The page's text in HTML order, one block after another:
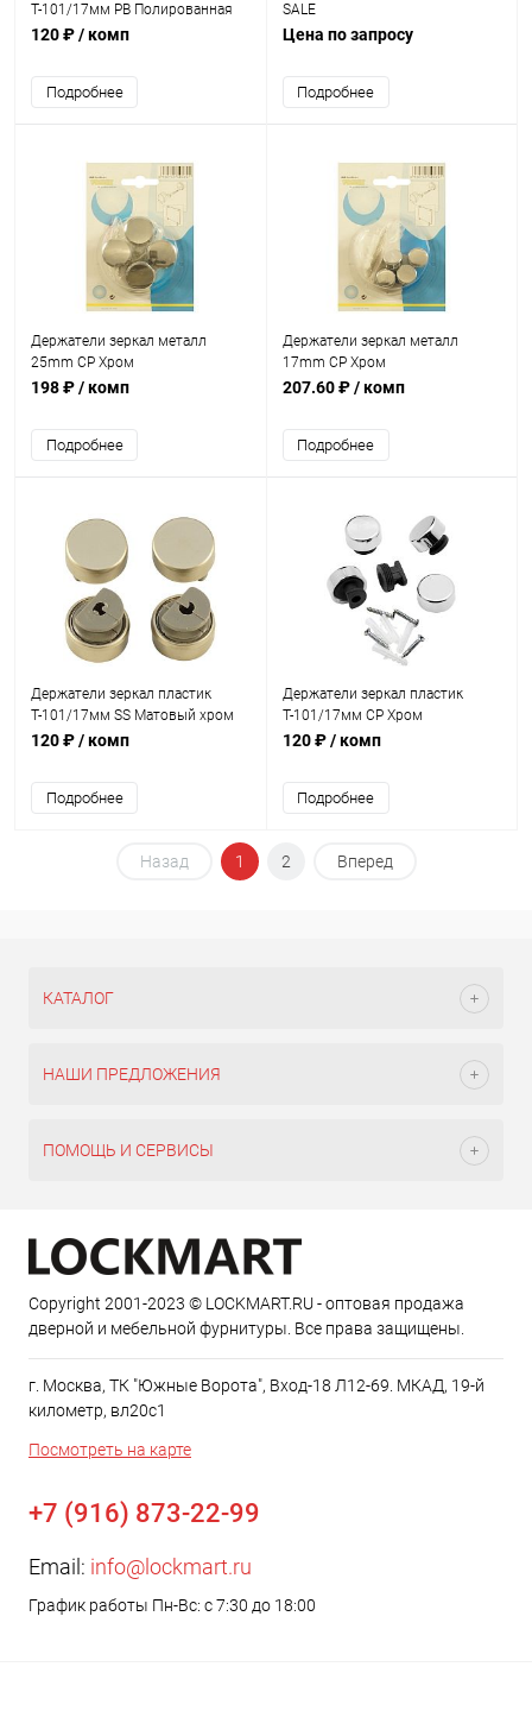
Т-101/17мм PB Полированная
латунь
120 ₽/ комп
Подробнее
SALE
Цена по запросу
Подробнее
Держатели зеркал металл
25mm CP Хром
198 ₽/ комп
Подробнее
Держатели зеркал металл
17mm CP Хром
207.60 ₽/ комп
Подробнее
Держатели зеркал пластик
Т-101/17мм SS Матовый хром
120 ₽/ комп
Подробнее
Держатели зеркал пластик
Т-101/17мм CP Хром
120 ₽/ комп
Подробнее
Назад 1 2 Вперед
КАТАЛОГ
НАШИ ПРЕДЛОЖЕНИЯ
ПОМОЩЬ И СЕРВИСЫ
Copyright 2001-2023 © LOCKMART.RU - оптовая продажа
дверной и мебельной фурнитуры. Все права защищены.
г. Москва, ТК "Южные Ворота", Вход-18 Л12-69. МКАД, 19-й
километр, вл20с1
Посмотреть на карте
+7 (916) 873-22-99
Email: info@lockmart.ru
График работы Пн-Вс: с 7:30 до 18:00